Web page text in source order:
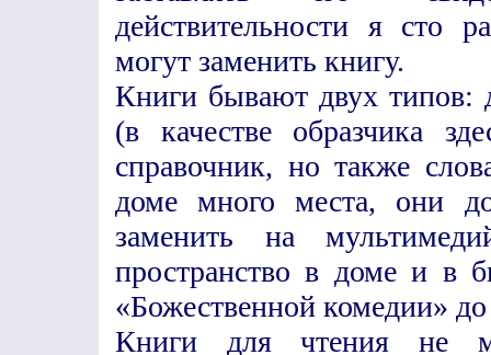
действительности я сто
могут заменить книгу.
Книги бывают двух типов:
(в качестве образчика
справочник, но также
доме много места, они
заменить на
пространство в доме и в
«Божественной комедии» до
Книги для чтения не